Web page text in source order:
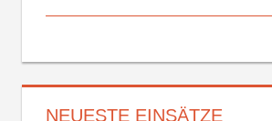
NEUESTE EINSÄTZE